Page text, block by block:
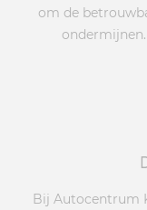
om de
Bij Autocentrum